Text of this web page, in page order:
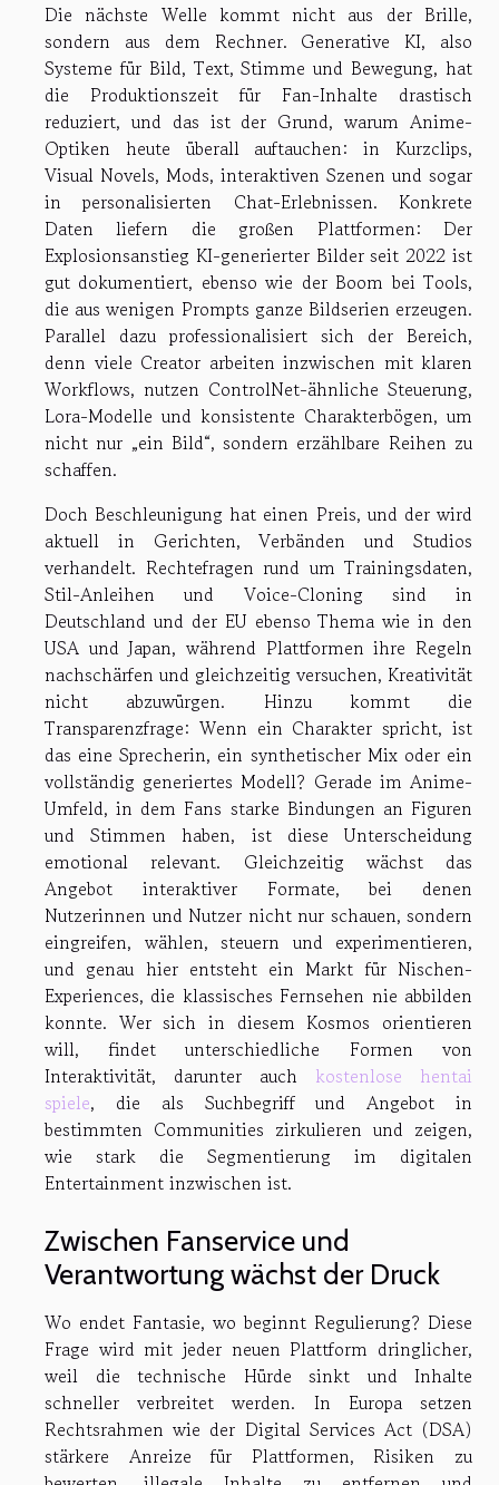
Die nächste Welle kommt nicht aus der Brille,
sondern aus dem Rechner. Generative KI, also
Systeme für Bild, Text, Stimme und Bewegung, hat
die Produktionszeit für Fan-Inhalte drastisch
reduziert, und das ist der Grund, warum Anime-
Optiken heute überall auftauchen: in Kurzclips,
Visual Novels, Mods, interaktiven Szenen und sogar
in personalisierten Chat-Erlebnissen. Konkrete
Daten liefern die großen Plattformen: Der
Explosionsanstieg KI-generierter Bilder seit 2022 ist
gut dokumentiert, ebenso wie der Boom bei Tools,
die aus wenigen Prompts ganze Bildserien erzeugen.
Parallel dazu professionalisiert sich der Bereich,
denn viele Creator arbeiten inzwischen mit klaren
Workflows, nutzen ControlNet-ähnliche Steuerung,
Lora-Modelle und konsistente Charakterbögen, um
nicht nur „ein Bild“, sondern erzählbare Reihen zu
schaffen.
Doch Beschleunigung hat einen Preis, und der wird
aktuell in Gerichten, Verbänden und Studios
verhandelt. Rechtefragen rund um Trainingsdaten,
Stil-Anleihen und Voice-Cloning sind in
Deutschland und der EU ebenso Thema wie in den
USA und Japan, während Plattformen ihre Regeln
nachschärfen und gleichzeitig versuchen, Kreativität
nicht abzuwürgen. Hinzu kommt die
Transparenzfrage: Wenn ein Charakter spricht, ist
das eine Sprecherin, ein synthetischer Mix oder ein
vollständig generiertes Modell? Gerade im Anime-
Umfeld, in dem Fans starke Bindungen an Figuren
und Stimmen haben, ist diese Unterscheidung
emotional relevant. Gleichzeitig wächst das
Angebot interaktiver Formate, bei denen
Nutzerinnen und Nutzer nicht nur schauen, sondern
eingreifen, wählen, steuern und experimentieren,
und genau hier entsteht ein Markt für Nischen-
Experiences, die klassisches Fernsehen nie abbilden
konnte. Wer sich in diesem Kosmos orientieren
will, findet unterschiedliche Formen von
Interaktivität, darunter auch kostenlose hentai
spiele, die als Suchbegriff und Angebot in
bestimmten Communities zirkulieren und zeigen,
wie stark die Segmentierung im digitalen
Entertainment inzwischen ist.
Zwischen Fanservice und
Verantwortung wächst der Druck
Wo endet Fantasie, wo beginnt Regulierung? Diese
Frage wird mit jeder neuen Plattform dringlicher,
weil die technische Hürde sinkt und Inhalte
schneller verbreitet werden. In Europa setzen
Rechtsrahmen wie der Digital Services Act (DSA)
stärkere Anreize für Plattformen, Risiken zu